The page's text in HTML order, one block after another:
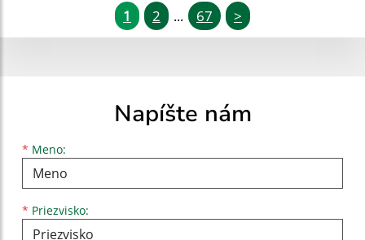
1 2 ... 67 >
Napíšte nám
* Meno:
Meno
* Priezvisko:
Priezvisko
E-mailová adresa